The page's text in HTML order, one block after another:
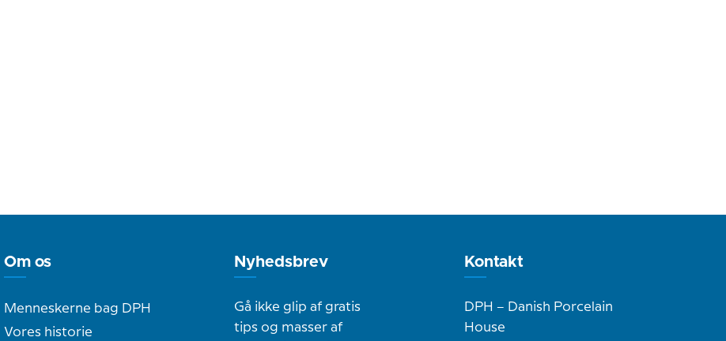
Om os
Menneskerne bag DPH
Vores historie
Nyhedsbrev
Gå ikke glip af gratis
tips og masser af
Kontakt
DPH – Danish Porcelain
House